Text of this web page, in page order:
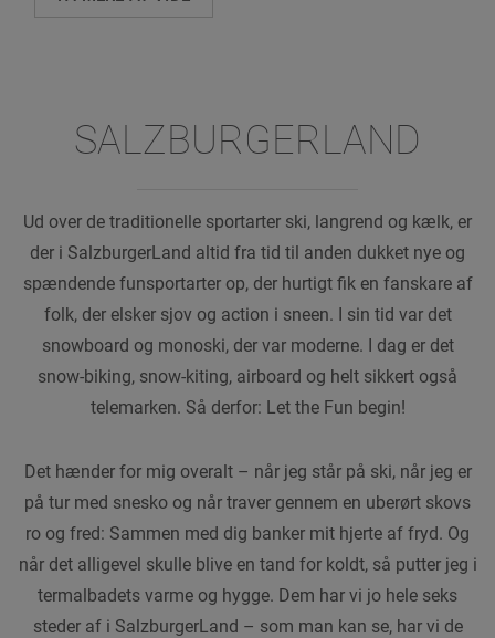
SALZBURGERLAND
Ud over de traditionelle sportarter ski, langrend og kælk, er
der i SalzburgerLand altid fra tid til anden dukket nye og
spændende funsportarter op, der hurtigt fik en fanskare af
folk, der elsker sjov og action i sneen. I sin tid var det
snowboard og monoski, der var moderne. I dag er det
snow-biking, snow-kiting, airboard og helt sikkert også
telemarken. Så derfor: Let the Fun begin!
Det hænder for mig overalt – når jeg står på ski, når jeg er
på tur med snesko og når traver gennem en uberørt skovs
ro og fred: Sammen med dig banker mit hjerte af fryd. Og
når det alligevel skulle blive en tand for koldt, så putter jeg i
termalbadets varme og hygge. Dem har vi jo hele seks
steder af i SalzburgerLand – som man kan se, har vi de